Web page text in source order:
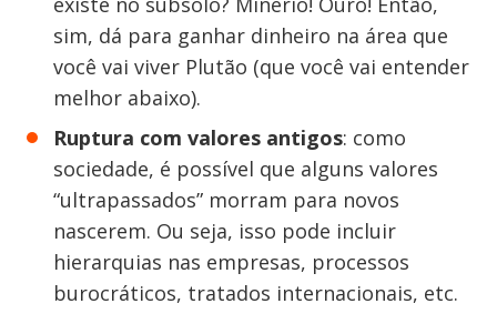
sim, dá para ganhar dinheiro na área que
você vai viver Plutão (que você vai entender
melhor abaixo).
Ruptura com valores antigos: como
sociedade, é possível que alguns valores
“ultrapassados” morram para novos
nascerem. Ou seja, isso pode incluir
hierarquias nas empresas, processos
burocráticos, tratados internacionais, etc.